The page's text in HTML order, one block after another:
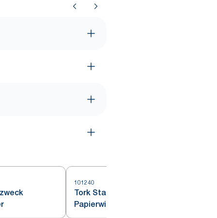
101240
Tork Starke Mehrzweck
Papierwischtücher